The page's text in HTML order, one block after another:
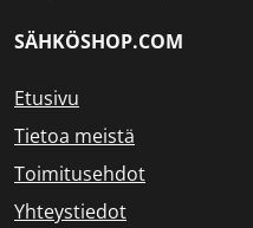
SÄHKÖSHOP.COM
Etusivu
Tietoa meistä
Toimitusehdot
Yhteystiedot